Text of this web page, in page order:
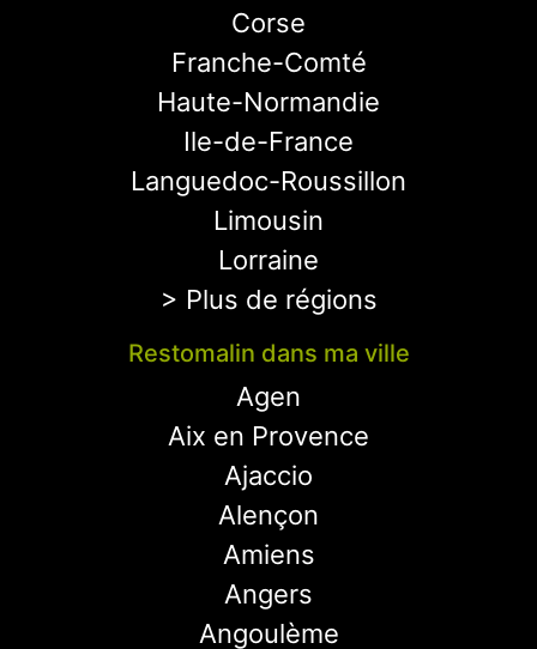
Corse
Franche-Comté
Haute-Normandie
Ile-de-France
Languedoc-Roussillon
Limousin
Lorraine
> Plus de régions
Restomalin dans ma ville
Agen
Aix en Provence
Ajaccio
Alençon
Amiens
Angers
Angoulème